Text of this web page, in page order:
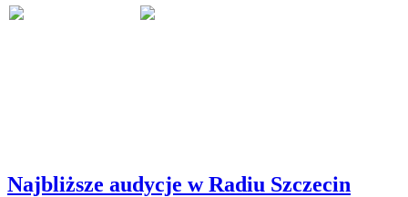
Najbliższe audycje w Radiu Szczecin